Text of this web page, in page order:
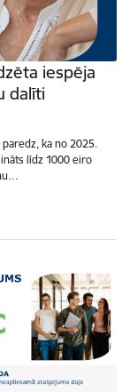
iespēja
dalīti
ka no 2025.
līdz 1000 eiro